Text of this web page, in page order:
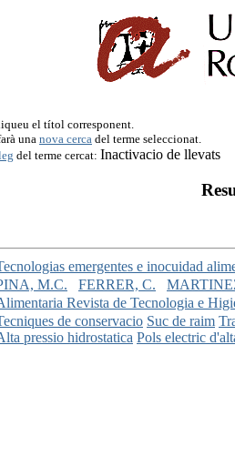
el títol corresponent.
una nova cerca del terme seleccionat.
del terme cercat: Inactivacio de llevats
emergentes e inocuidad
M.C. FERRER, C.
Revista de Tecnologia e
de conservacio Suc de raim
pressio hidrostatica Pols electric